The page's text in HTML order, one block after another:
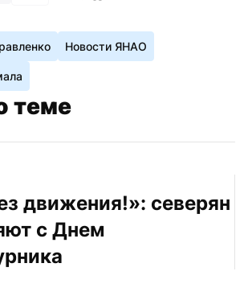
Новости ЯНАО
теме
движения!»: северян
с Днем